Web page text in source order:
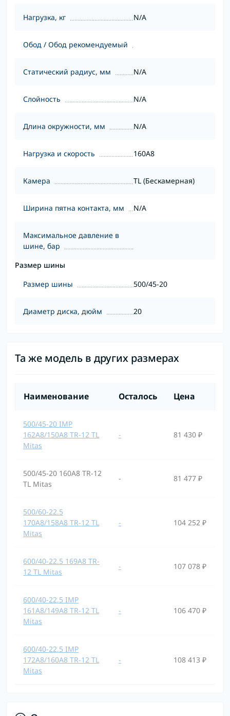
Нагрузка, кг N/A
Обод / Обод рекомендуемый
Статический радиус, мм N/A
Слойность N/A
Длина окружности, мм N/A
Нагрузка и скорость 160A8
Камера TL (Бескамерная)
Ширина пятна контакта, мм N/A
Максимальное давление в
шине, бар
Размер шины
Размер шины
500/45-20
Диаметр диска, дюйм 20
Та же модель в других размерах
Наименование Осталось Цена
500/45-20 IMP
162A8/150A8 TR-12 TL
Mitas
- 81 430 ₽
500/45-20 160A8 TR-12
TL Mitas
- 81 477 ₽
500/60-22.5
170A8/158A8 TR-12 TL
Mitas
- 104 252 ₽
600/40-22.5 169A8 TR-
12 TL Mitas
- 107 078 ₽
600/40-22.5 IMP
161A8/149A8 TR-12 TL
Mitas
- 106 470 ₽
600/40-22.5 IMP
172A8/160A8 TR-12 TL
Mitas
- 108 413 ₽